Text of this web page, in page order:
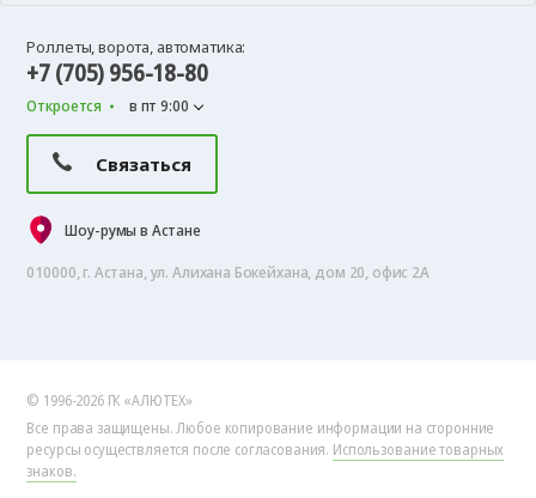
Роллеты, ворота, автоматика:
+7 (705) 956-18-80
Откроется в пт 9:00
Связаться
Шоу-румы в Астане
010000, г. Астана, ул. Алихана Бокейхана, дом 20, офис 2А
© 1996-2026 ГК «АЛЮТЕХ»
Все права защищены. Любое копирование информации на сторонние
ресурсы осуществляется после согласования. Использование товарных
знаков.